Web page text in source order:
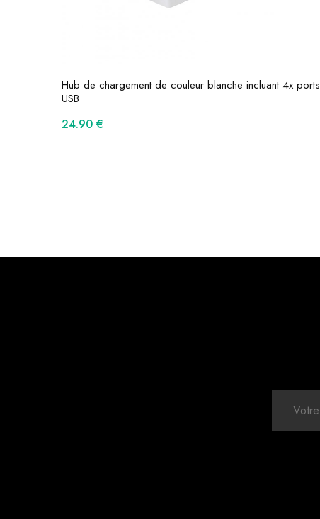
Hub de chargement de couleur blanche incluant 4x ports
USB
24.90 €